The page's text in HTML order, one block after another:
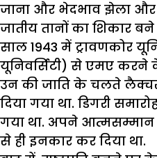
जाना और भेदभाव झेला और
जातीय तानों का शिकार बने
साल 1943 में ट्रावणकोर
यूनिवर्सिटी) से एमए
उन की जाति के चलते
दिया गया था. डिगरी
गया था. अपने आत्मसम्मान
से ही इनकार कर दिया था.